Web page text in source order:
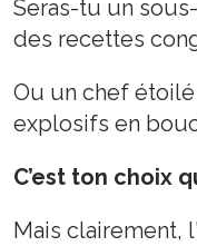
Seras-tu un
des recettes
Ou un chef
explosifs en
C’est ton choix
Mais clairement,